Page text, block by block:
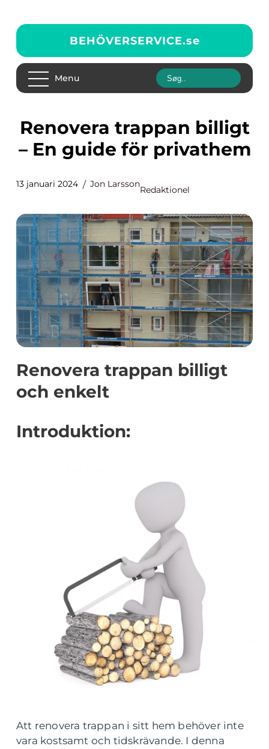
BEHÖVERSERVICE.se
Menu
Renovera trappan billigt
– En guide för privathem
13 januari 2024 Jon Larsson
Redaktionel
Renovera trappan billigt
och enkelt
Introduktion:
Att renovera trappan i sitt hem behöver inte
vara kostsamt och tidskrävande. I denna